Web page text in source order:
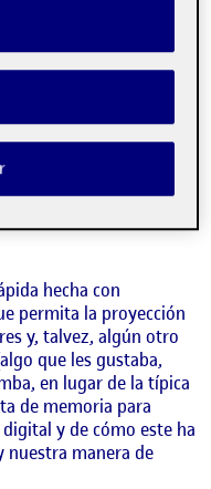
viajes,
Su hallazgo fue toda
invita al
ser los cementerios en
componerse por un
en pantallas
como un lugar
presentes a través
hecha con
permita la proyección
y, talvez, algún otro
que les gustaba,
en lugar de la típica
de memoria para
y de cómo este ha
manera de